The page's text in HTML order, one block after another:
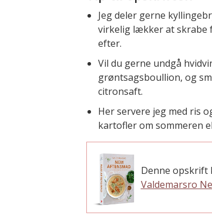
Jeg deler gerne
virkelig lækker at skrabe
efter.
Vil du gerne undgå
grøntsagsboullion, og
citronsaft.
Her servere jeg med ris
kartofler om sommeren
Denne opskrift
Valdemarsro